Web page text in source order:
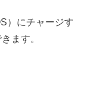
）にチャージす
ます。